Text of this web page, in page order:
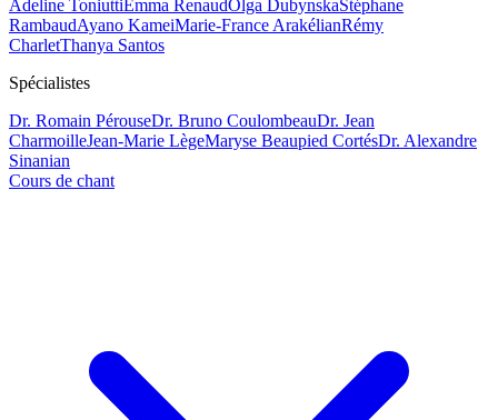
Adeline ToniuttiEmma RenaudOlga DubynskaStéphane
RambaudAyano KameiMarie-France ArakélianRémy
CharletThanya Santos
Spécialistes
Dr. Romain PérouseDr. Bruno CoulombeauDr. Jean
CharmoilleJean-Marie LègeMaryse Beaupied CortésDr. Alexandre
Sinanian
Cours de chant